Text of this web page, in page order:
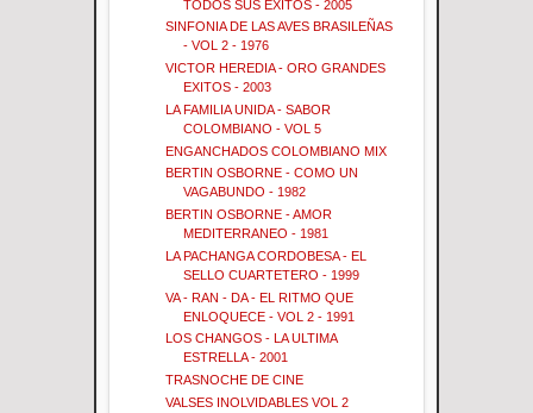
TODOS SUS EXITOS - 2005
SINFONIA DE LAS AVES BRASILEÑAS
- VOL 2 - 1976
VICTOR HEREDIA - ORO GRANDES
EXITOS - 2003
LA FAMILIA UNIDA - SABOR
COLOMBIANO - VOL 5
ENGANCHADOS COLOMBIANO MIX
BERTIN OSBORNE - COMO UN
VAGABUNDO - 1982
BERTIN OSBORNE - AMOR
MEDITERRANEO - 1981
LA PACHANGA CORDOBESA - EL
SELLO CUARTETERO - 1999
VA - RAN - DA - EL RITMO QUE
ENLOQUECE - VOL 2 - 1991
LOS CHANGOS - LA ULTIMA
ESTRELLA - 2001
TRASNOCHE DE CINE
VALSES INOLVIDABLES VOL 2